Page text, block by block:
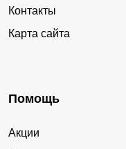
Контакты
Карта сайта
Помощь
Акции